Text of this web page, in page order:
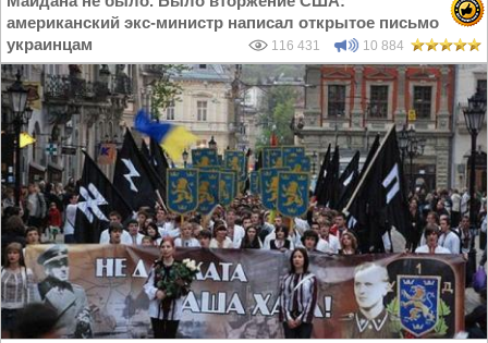
американский экс-министр написал открытое письмо
украинцам
116 431 10 884